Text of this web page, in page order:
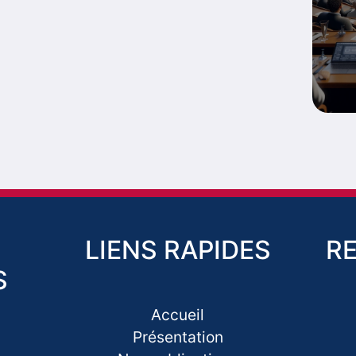
LIENS RAPIDES
Accueil
Présentation